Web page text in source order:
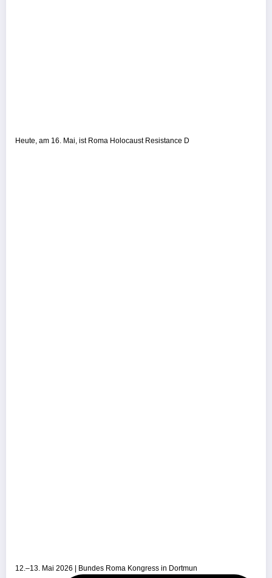
Heute, am 16. Mai, ist Roma Holocaust Resistance D
12.–13. Mai 2026 | Bundes Roma Kongress in Dortmun